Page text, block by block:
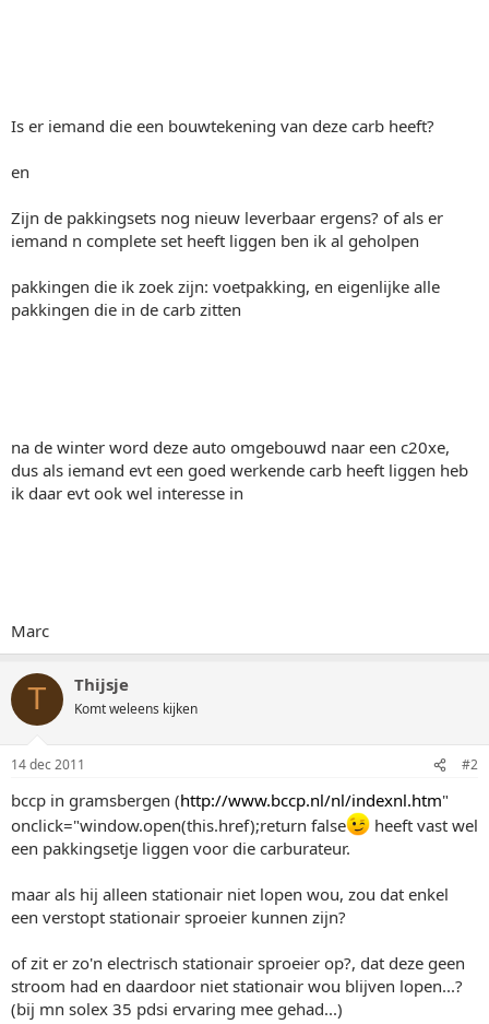
Is er iemand die een bouwtekening van deze carb heeft?
en
Zijn de pakkingsets nog nieuw leverbaar ergens? of als er
iemand n complete set heeft liggen ben ik al geholpen
pakkingen die ik zoek zijn: voetpakking, en eigenlijke alle
pakkingen die in de carb zitten
na de winter word deze auto omgebouwd naar een c20xe,
dus als iemand evt een goed werkende carb heeft liggen heb
ik daar evt ook wel interesse in
Marc
T Thijsje
Komt weleens kijken
14 dec 2011 #2
bccp in gramsbergen (http://www.bccp.nl/nl/indexnl.htm"
onclick="window.open(this.href);return false
heeft vast wel
een pakkingsetje liggen voor die carburateur.
maar als hij alleen stationair niet lopen wou, zou dat enkel
een verstopt stationair sproeier kunnen zijn?
of zit er zo'n electrisch stationair sproeier op?, dat deze geen
stroom had en daardoor niet stationair wou blijven lopen...?
(bij mn solex 35 pdsi ervaring mee gehad...)